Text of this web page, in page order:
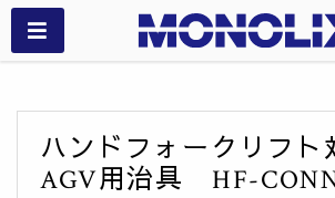
ハンドフォークリフ
AGV用治具 HF-